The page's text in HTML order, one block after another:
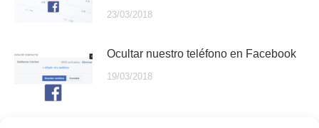
23/03/2018
Ocultar nuestro teléfono en Facebook
19/03/2018